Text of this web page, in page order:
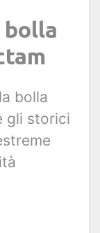
bolla
bolla
gli storici